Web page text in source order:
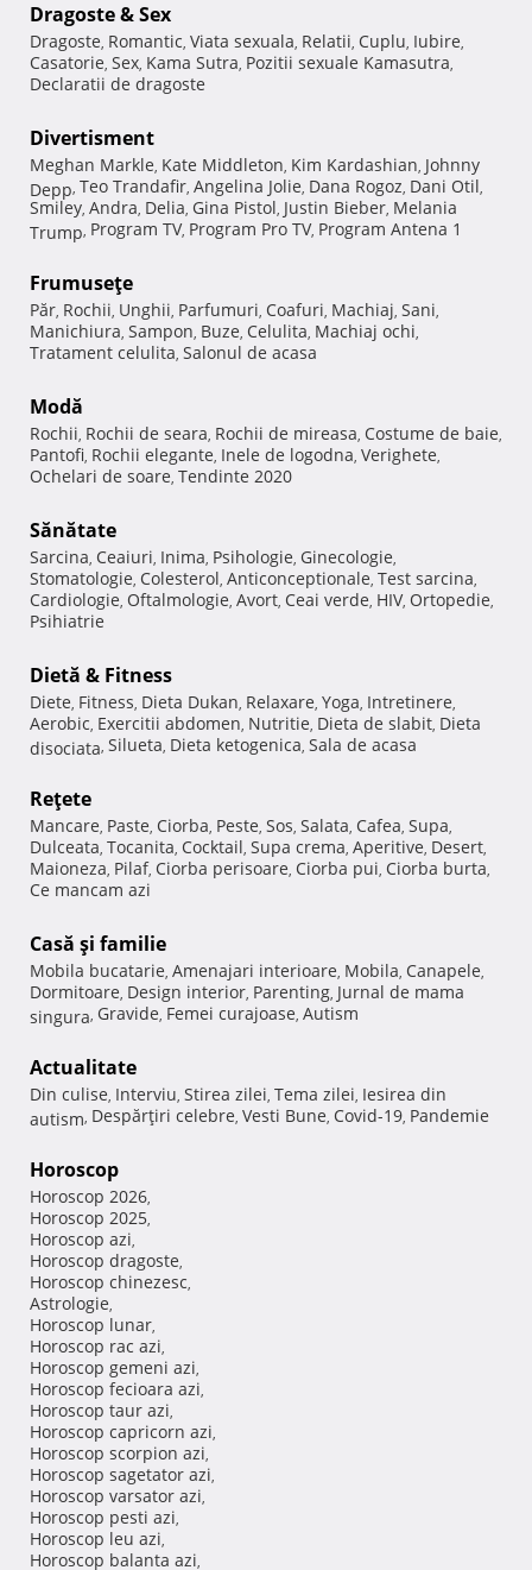
Dragoste & Sex
Dragoste, Romantic, Viata sexuala, Relatii, Cuplu, Iubire,
Casatorie, Sex, Kama Sutra, Pozitii sexuale Kamasutra,
Declaratii de dragoste
Divertisment
Meghan Markle, Kate Middleton, Kim Kardashian, Johnny
Depp, Teo Trandafir, Angelina Jolie, Dana Rogoz, Dani Otil,
Smiley, Andra, Delia, Gina Pistol, Justin Bieber, Melania
Trump, Program TV, Program Pro TV, Program Antena 1
Frumuseţe
Păr, Rochii, Unghii, Parfumuri, Coafuri, Machiaj, Sani,
Manichiura, Sampon, Buze, Celulita, Machiaj ochi,
Tratament celulita, Salonul de acasa
Modă
Rochii, Rochii de seara, Rochii de mireasa, Costume de baie,
Pantofi, Rochii elegante, Inele de logodna, Verighete,
Ochelari de soare, Tendinte 2020
Sănătate
Sarcina, Ceaiuri, Inima, Psihologie, Ginecologie,
Stomatologie, Colesterol, Anticonceptionale, Test sarcina,
Cardiologie, Oftalmologie, Avort, Ceai verde, HIV, Ortopedie,
Psihiatrie
Dietă & Fitness
Diete, Fitness, Dieta Dukan, Relaxare, Yoga, Intretinere,
Aerobic, Exercitii abdomen, Nutritie, Dieta de slabit, Dieta
disociata, Silueta, Dieta ketogenica, Sala de acasa
Reţete
Mancare, Paste, Ciorba, Peste, Sos, Salata, Cafea, Supa,
Dulceata, Tocanita, Cocktail, Supa crema, Aperitive, Desert,
Maioneza, Pilaf, Ciorba perisoare, Ciorba pui, Ciorba burta,
Ce mancam azi
Casă şi familie
Mobila bucatarie, Amenajari interioare, Mobila, Canapele,
Dormitoare, Design interior, Parenting, Jurnal de mama
singura, Gravide, Femei curajoase, Autism
Actualitate
Din culise, Interviu, Stirea zilei, Tema zilei, Iesirea din
autism, Despărţiri celebre, Vesti Bune, Covid-19, Pandemie
Horoscop
Horoscop 2026,
Horoscop 2025,
Horoscop azi,
Horoscop dragoste,
Horoscop chinezesc,
Astrologie,
Horoscop lunar,
Horoscop rac azi,
Horoscop gemeni azi,
Horoscop fecioara azi,
Horoscop taur azi,
Horoscop capricorn azi,
Horoscop scorpion azi,
Horoscop sagetator azi,
Horoscop varsator azi,
Horoscop pesti azi,
Horoscop leu azi,
Horoscop balanta azi,